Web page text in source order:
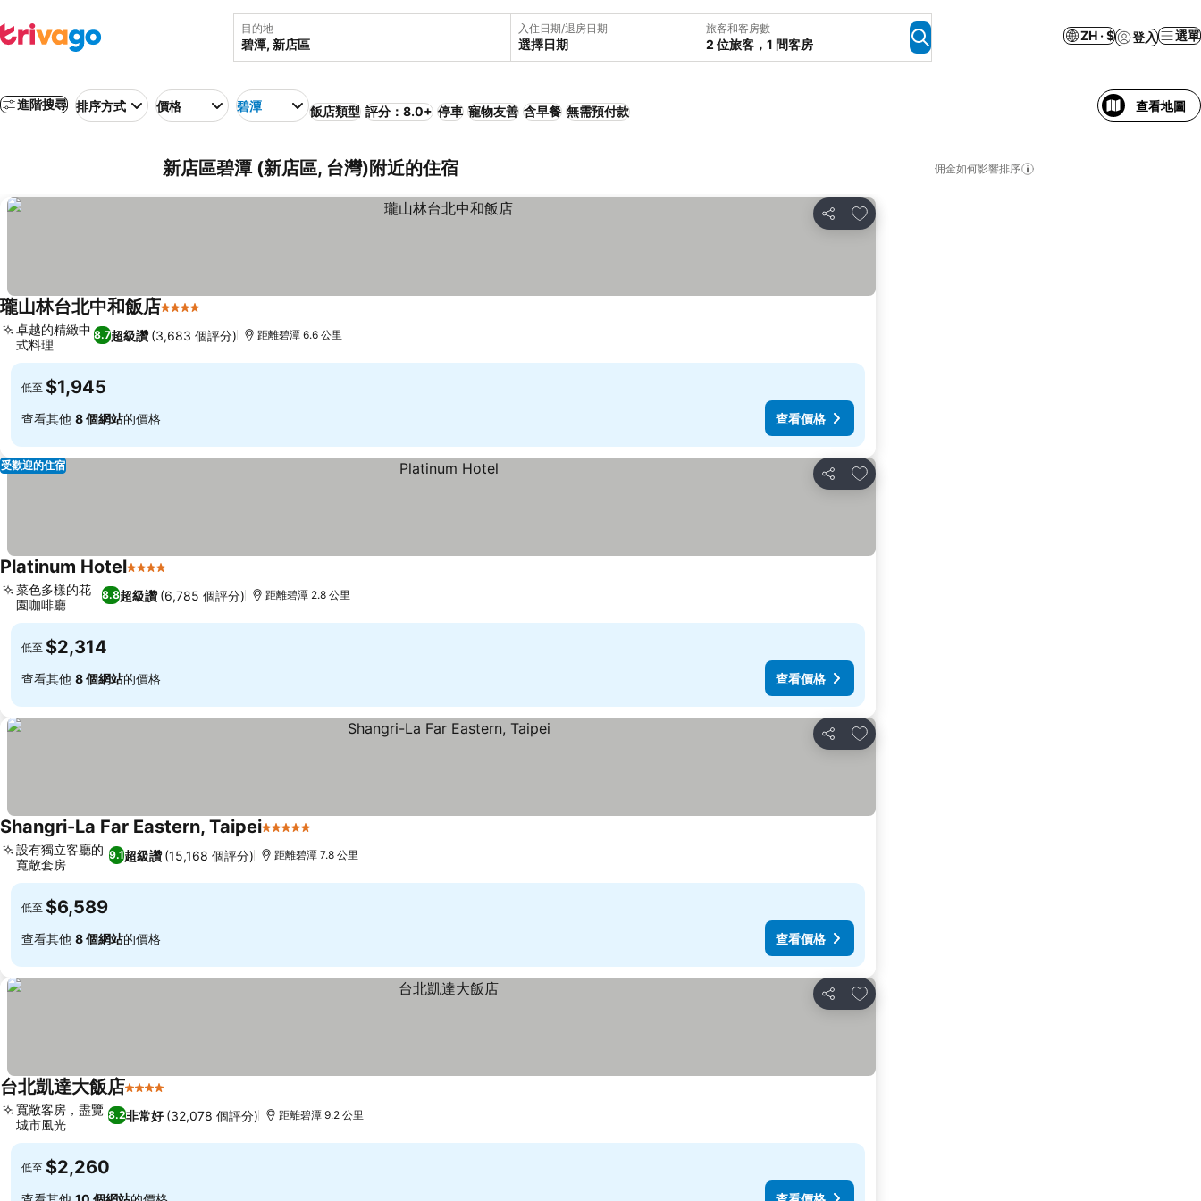
目的地 入住日期/退房日期
選擇日期
旅客和客房數
2 位旅客，1 間客房
ZH · $ 登入 選單
進階搜尋 排序方式 價格 碧潭 飯店類型 評分：8.0+ 停車 寵物友善 含早餐 無需預付款 查看地圖
新店區碧潭 (新店區, 台灣)附近的住宿 佣金如何影響排序
分享
加入我的最愛
瓏山林台北中和飯店4 星級
8.7超級讚 (3,683 個評分)
卓越的精緻中
式料理
距離碧潭 6.6 公里
低至 $1,945
查看其他 8 個網站的價格 查看價格
分享
加入我的最愛
受歡迎的住宿
Platinum Hotel4 星級
8.8超級讚 (6,785 個評分)
菜色多樣的花
園咖啡廳
距離碧潭 2.8 公里
低至 $2,314
查看其他 8 個網站的價格 查看價格
分享
加入我的最愛
Shangri-La Far Eastern, Taipei5 星級
9.1超級讚 (15,168 個評分)
設有獨立客廳的
寬敞套房
距離碧潭 7.8 公里
低至 $6,589
查看其他 8 個網站的價格 查看價格
分享
加入我的最愛
台北凱達大飯店4 星級
8.2非常好 (32,078 個評分)
寬敞客房，盡覽
城市風光
距離碧潭 9.2 公里
低至 $2,260